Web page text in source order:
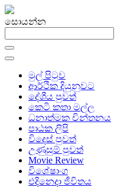
සොයන්න
මුල් පිටුව
ආර්ථික දියුනුවට
දේශීය පුවත්
කෙටි කතා මල්ල
ධනාත්මක චින්තනය
පාඨක ලිපි
විදෙස් පුවත්
උණුසුම් පුවත්
Movie Review
විශේෂාංග
එදිනෙදා ජීවිතය